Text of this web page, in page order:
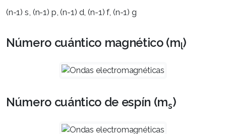
(n-1) s, (n-1) p, (n-1) d, (n-1) f, (n-1) g
Número cuántico magnético (ml)
Número cuántico de espín (ms)